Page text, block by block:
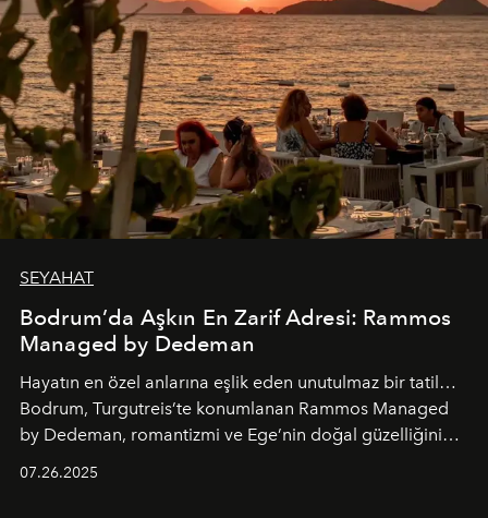
SEYAHAT
Bodrum’da Aşkın En Zarif Adresi: Rammos
Managed by Dedeman
Hayatın en özel anlarına eşlik eden unutulmaz bir tatil…
Bodrum, Turgutreis’te konumlanan Rammos Managed
by Dedeman, romantizmi ve Ege’nin doğal güzelliğini
07.26.2025